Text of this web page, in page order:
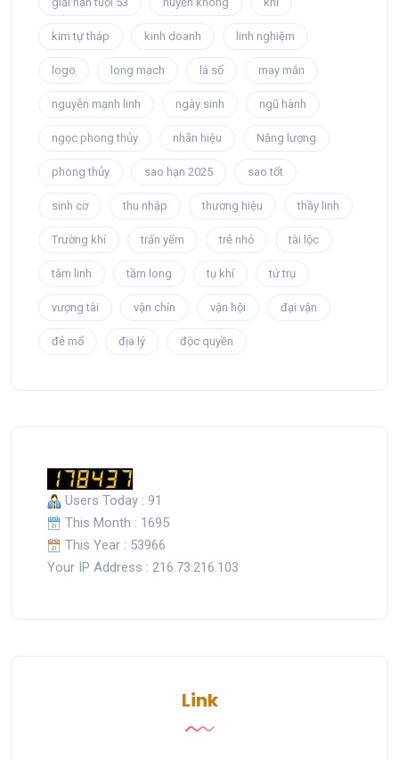
kim tự tháp kinh doanh linh nghiệm
logo long mạch lá số may mắn
nguyễn mạnh linh ngày sinh ngũ hành
ngọc phong thủy nhãn hiệu Năng lượng
phong thủy sao hạn 2025 sao tốt
sinh cơ thu nhập thương hiệu thầy linh
Trường khí trấn yểm trẻ nhỏ tài lộc
tâm linh tầm long tụ khí tứ trụ
vượng tài vận chín vận hội đại vận
đẻ mổ địa lý độc quyền
Users Today : 91
This Month : 1695
This Year : 53966
Your IP Address : 216.73.216.103
Link